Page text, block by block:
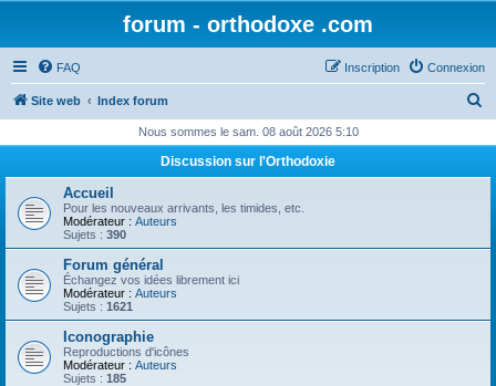
forum - orthodoxe .com
FAQ Connexion
Inscription
Site web Index forum
h
Nous sommes le sam. 08 août 2026 5:10
Discussion sur l'Orthodoxie
Accueil
Pour les nouveaux arrivants, les timides, etc.
Modérateur : Auteurs
Sujets : 390
Forum général
Échangez vos idées librement ici
Modérateur : Auteurs
Sujets : 1621
Iconographie
Reproductions d'icônes
Modérateur : Auteurs
Sujets : 185